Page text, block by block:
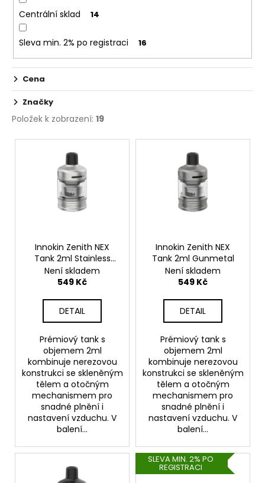
Centrální sklad 14
Sleva min. 2% po registraci 16
Cena
Značky
Položek k zobrazení: 19
V
Innokin Zenith NEX
Tank 2ml Stainless
Steel
Není skladem
549 Kč
DETAIL
Prémiový tank s
objemem 2ml
kombinuje nerezovou
konstrukci se skleněným
tělem a otočným
mechanismem pro
snadné plnění i
nastavení vzduchu. V
balení...
Innokin Zenith NEX
Tank 2ml Gunmetal
Není skladem
549 Kč
DETAIL
Prémiový tank s
objemem 2ml
kombinuje nerezovou
konstrukci se skleněným
tělem a otočným
mechanismem pro
snadné plnění i
nastavení vzduchu. V
balení...
SLEVA MIN. 2% PO
REGISTRACI
CHERRY
(TŘEŠEŇ)
145
Kč